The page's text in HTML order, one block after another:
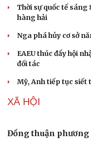
Thời sự quốc tế
hàng hải
Nga phá hủy cơ sở
EAEU thúc đẩy hội
đối tác
Mỹ, Anh tiếp tục siết
XÃ HỘI